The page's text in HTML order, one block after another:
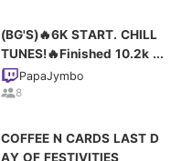
(BG'S)🔥6K START. CHILL
TUNES!🔥Finished 10.2k la
st season (PROFANITY!)
PapaJymbo
8
COFFEE N CARDS LAST D
AY OF FESTIVITIES